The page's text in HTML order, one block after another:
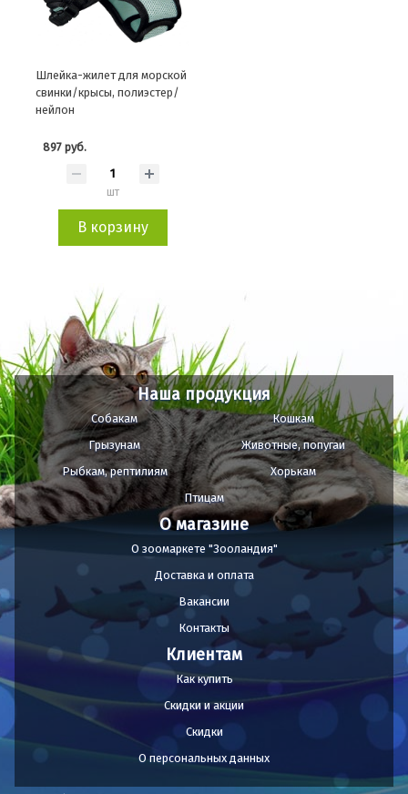
Шлейка-жилет для морской
свинки/крысы, полиэстер/
нейлон
897 руб.
шт
В корзину
Наша продукция
Собакам
Кошкам
Грызунам
Животные, попугаи
Рыбкам, рептилиям
Хорькам
Птицам
О магазине
О зоомаркете "Зооландия"
Доставка и оплата
Вакансии
Контакты
Клиентам
Как купить
Скидки и акции
Скидки
О персональных данных